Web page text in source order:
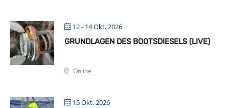
12 - 14 Okt. 2026
GRUNDLAGEN DES BOOTSDIESELS (LIVE)
Online
15 Okt. 2026